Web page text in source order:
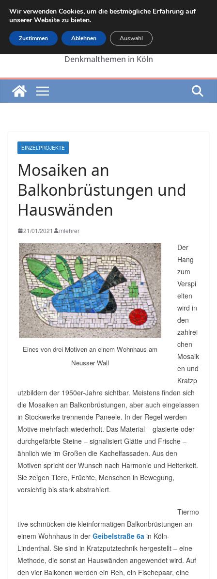
Zum
Inhalt
springen
Die Internetseite von Martin Lehrer zu
Denkmalthemen in Köln
EINZELPROJEKTE
Mosaiken an
Balkonbrüstungen und
Hauswänden
21/01/2021 mlehrer
Eines von drei Motiven an einem Wohnhaus am
Neusser Wall
Der
Hang
zum
Verspi
elten
wird in
den
zahlrei
chen
Mosaik
en und
Kratzp
utzbildern der 1950er-Jahre sichtbar. Meistens finden sich
die Mosaiken an Balkonbrüstungen, aber auch eingelassen
in Stockwerke trennende Paneele. In der Regel werden
Motive mehrfach wiederholt. Das Material – glasierte oder
durchgefärbte Steine – signalisiert Glätte und Frische –
ähnlich wie im Großen die Kachelfassaden. Aus den
Motiven spricht der Wunsch nach Harmonie und Heiterkeit.
Sie zeigen Tiere, Früchte, Menschen in Bewegung,
vorsichtig bis stark abstrahiert.
Tiermo
tive schmücken die kleinformatigen Balkonbrüstungen an
einem Wohnhaus in der Geibelstraße 6a in Köln-
Lindenthal. Sie sind in Kratzputztechnik hergestellt – eine
Methode, die sonst an Hauswänden angewendet wird. Auf
den vier Balkonen werden ein Reh, ein Fischepaar, eine
Wir verwenden Cookies, um die bestmögliche Erfahrung auf
unserer Website zu bieten.
Zustimmen Ablehnen Auswahl